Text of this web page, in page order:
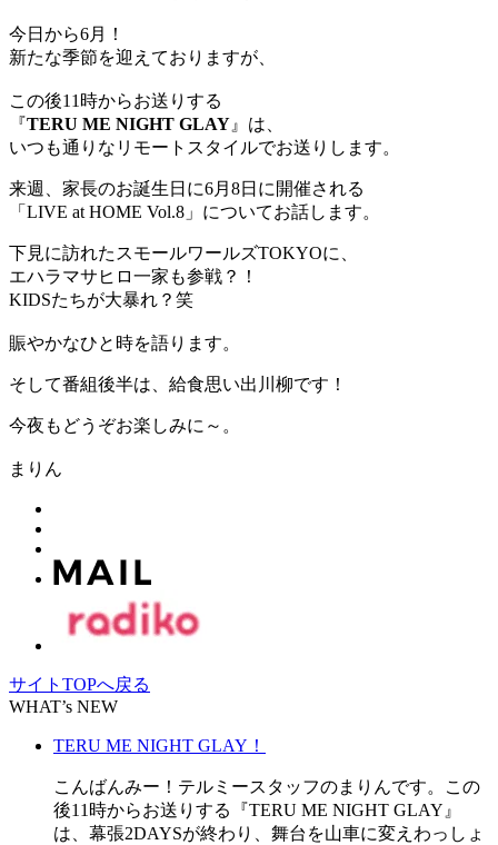
今日から6月！
新たな季節を迎えておりますが、
この後11時からお送りする
『TERU ME NIGHT GLAY 』は、
いつも通りなリモートスタイルでお送りします。
来週、家長のお誕生日に6月8日に開催される
「LIVE at HOME Vol.8」についてお話します。
下見に訪れたスモールワールズTOKYOに、
エハラマサヒロ一家も参戦？！
KIDSたちが大暴れ？笑
賑やかなひと時を語ります。
そして番組後半は、給食思い出川柳です！
今夜もどうぞお楽しみに～。
まりん
サイトTOPへ戻る
WHAT’s NEW
TERU ME NIGHT GLAY！
こんばんみー！テルミースタッフのまりんです。この
後11時からお送りする『TERU ME NIGHT GLAY』
は、幕張2DAYSが終わり、舞台を山車に変えわっしょ